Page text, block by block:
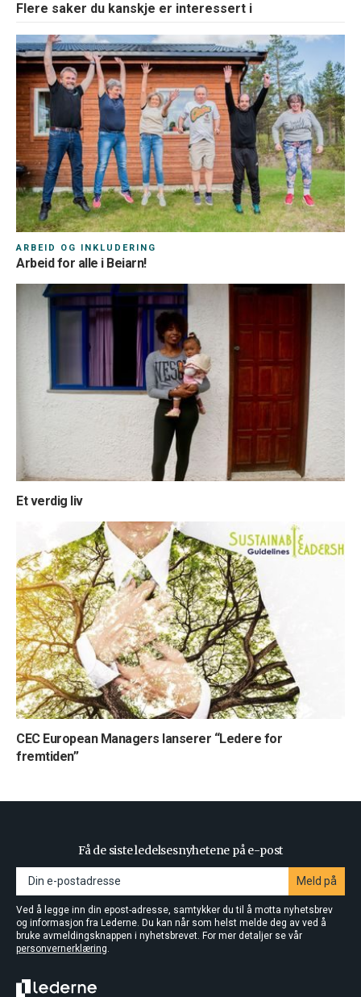
Flere saker du kanskje er interessert i
ARBEID OG INKLUDERING
Arbeid for alle i Beiarn!
Et verdig liv
CEC European Managers lanserer “Ledere for
fremtiden”
Få de siste ledelsesnyhetene på e-post
Meld på
Ved å legge inn din epost-adresse, samtykker du til å motta nyhetsbrev
og informasjon fra Lederne. Du kan når som helst melde deg av ved å
bruke avmeldingsknappen i nyhetsbrevet. For mer detaljer se vår
personvernerklæring.